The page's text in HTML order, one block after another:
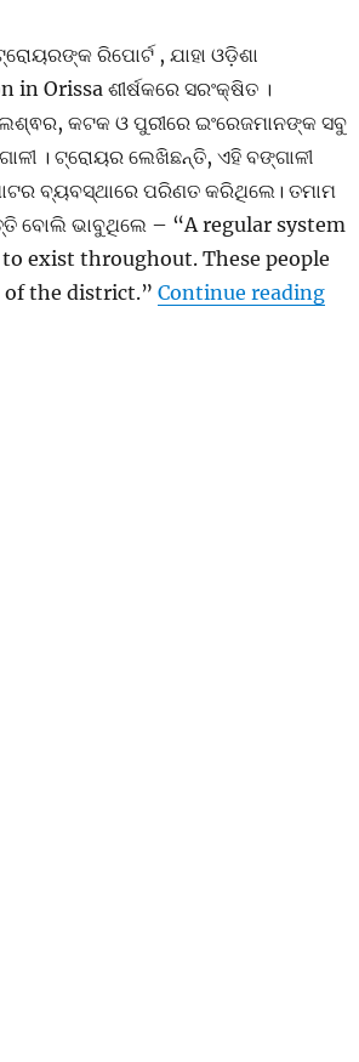
ରିପୋର୍ଟ , ଯାହା ଓଡ଼ିଶା
Orissa ଶୀର୍ଷକରେ ସରଂକ୍ଷିତ ।
କଟକ ଓ ପୁରୀରେ ଇଂରେଜମାନଙ୍କ ସବୁ
। ଟ୍ରୋୟର ଲେଖିଛନ୍ତି, ଏହି ବଙ୍ଗାଳୀ
ବ୍ୟବସ୍ଥାରେ ପରିଣତ କରିଥିଲେ। ତମାମ
ବୋଲି ଭାବୁଥିଲେ – “A regular system
exist throughout. These people
of the district.” Continue reading